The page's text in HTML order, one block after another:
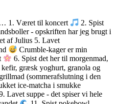
1. Været til koncert
2. Spist
- opskriften har jeg brugt i
af Julius 5. Lavet
Crumble-kager er min
6. Spist det her til morgenmad,
kefir, græsk yoghurt, granola og
(sommerafslutning i den
ice-matcha i smukke
Lavet suppe - det spiser vi hele